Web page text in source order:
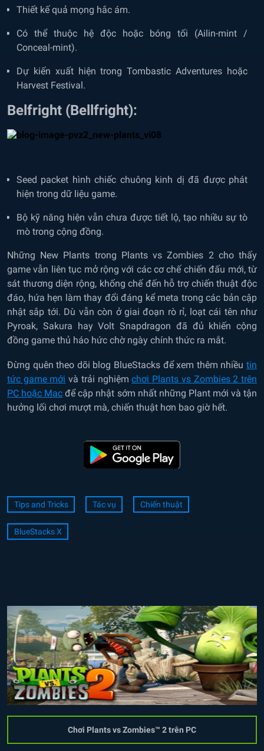
Thiết kế quả mọng hắc ám.
Có thể thuộc hệ độc hoặc bóng tối (Ailin-mint /
Conceal-mint).
Dự kiến xuất hiện trong Tombastic Adventures hoặc
Harvest Festival.
Belfright (Bellfright):
Seed packet hình chiếc chuông kinh dị đã được phát
hiện trong dữ liệu game.
Bộ kỹ năng hiện vẫn chưa được tiết lộ, tạo nhiều sự tò
mò trong cộng đồng.
Những New Plants trong Plants vs Zombies 2 cho thấy
game vẫn liên tục mở rộng với các cơ chế chiến đấu mới, từ
sát thương diện rộng, khống chế đến hỗ trợ chiến thuật độc
đáo, hứa hẹn làm thay đổi đáng kể meta trong các bản cập
nhật sắp tới. Dù vẫn còn ở giai đoạn rò rỉ, loạt cái tên như
Pyroak, Sakura hay Volt Snapdragon đã đủ khiến cộng
đồng game thủ háo hức chờ ngày chính thức ra mắt.
Đừng quên theo dõi blog BlueStacks để xem thêm nhiều tin
tức game mới và trải nghiệmchơi Plants vs Zombies 2 trên
PC hoặc Mac để cập nhật sớm nhất những Plant mới và tận
hưởng lối chơi mượt mà, chiến thuật hơn bao giờ hết.
Tips and Tricks Tác vụ Chiến thuật
BlueStacks X
Chơi Plants vs Zombies™ 2 trên PC